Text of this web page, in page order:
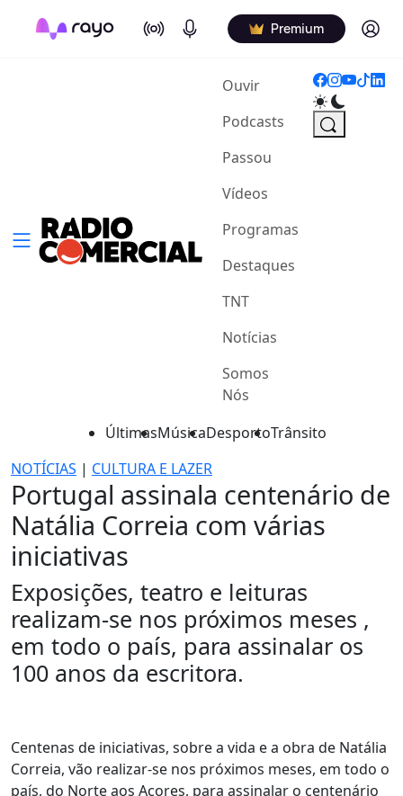
On Air Podcasts Premium Log in
Ouvir(current)
Podcasts
Passou
Vídeos
Programas
Destaques
TNT
Notícias
Somos
Nós
ÚltimasMúsicaDesportoTrânsito
NOTÍCIAS | CULTURA E LAZER
Portugal assinala centenário de
Natália Correia com várias
iniciativas
Exposições, teatro e leituras
realizam-se nos próximos meses ,
em todo o país, para assinalar os
100 anos da escritora.
Centenas de iniciativas, sobre a vida e a obra de Natália
Correia, vão realizar-se nos próximos meses, em todo o
país, do Norte aos Açores, para assinalar o centenário